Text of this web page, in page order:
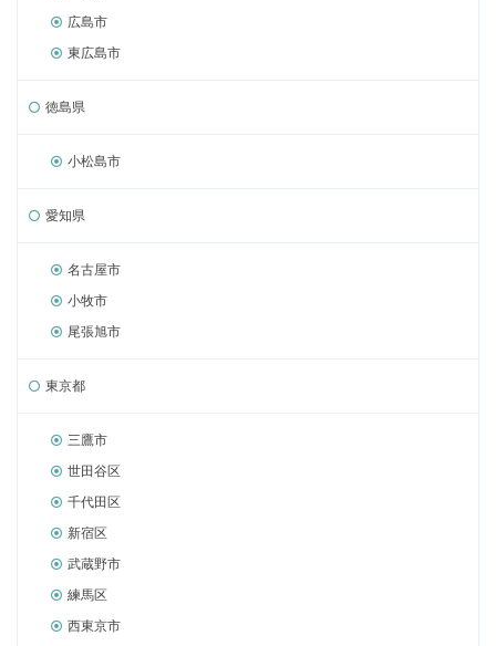
広島市
東広島市
徳島県
小松島市
愛知県
名古屋市
小牧市
尾張旭市
東京都
三鷹市
世田谷区
千代田区
新宿区
武蔵野市
練馬区
西東京市